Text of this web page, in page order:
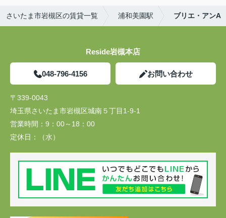
さいたま市岩槻区の賃貸一覧 浦和美園駅 ブリエ・アンA
Reside岩槻本店
048-796-4156 お問い合わせ
〒339-0043
埼玉県さいたま市岩槻区城南５丁目1-9-1
営業時間： 9：00～18：00
定休日：
（水）